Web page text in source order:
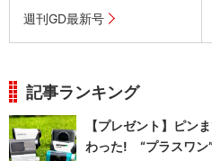
週刊GD最新号
記事ランキング
【プレゼント】ピン
わった! “プラスワン